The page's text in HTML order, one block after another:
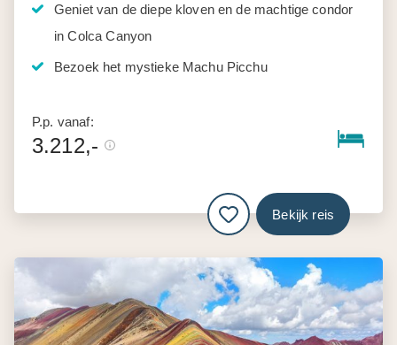
Geniet van de diepe kloven en de machtige condor
in Colca Canyon
Bezoek het mystieke Machu Picchu
P.p. vanaf:
3.212,-
Bekijk reis